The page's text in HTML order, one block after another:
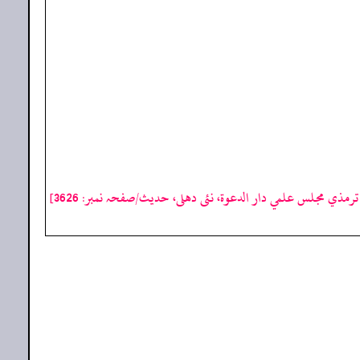
مجلس علمي دار الدعوة، نئى دهلى، حدیث/صفحہ نمبر: 3626]